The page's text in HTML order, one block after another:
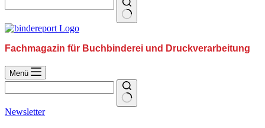
Fachmagazin für Buchbinderei und Druckverarbeitung
Menü
Newsletter